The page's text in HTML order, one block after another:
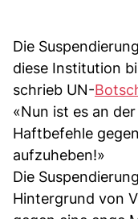
Die
diese Institution
schrieb UN-
«Nun ist es an
Haftbefehle
aufzuheben!»
Die
Hintergrund von